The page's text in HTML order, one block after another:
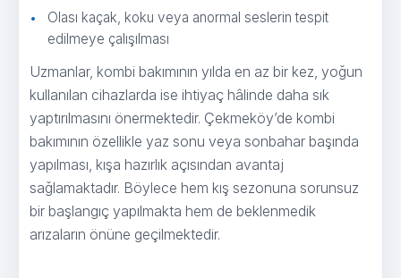
Olası kaçak, koku veya anormal seslerin tespit
edilmeye çalışılması
Uzmanlar, kombi bakımının yılda en az bir kez, yoğun
kullanılan cihazlarda ise ihtiyaç hâlinde daha sık
yaptırılmasını önermektedir. Çekmeköy’de kombi
bakımının özellikle yaz sonu veya sonbahar başında
yapılması, kışa hazırlık açısından avantaj
sağlamaktadır. Böylece hem kış sezonuna sorunsuz
bir başlangıç yapılmakta hem de beklenmedik
arızaların önüne geçilmektedir.